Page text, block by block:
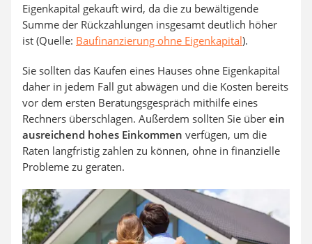
Eigenkapital gekauft wird, da die zu bewältigende
Summe der Rückzahlungen insgesamt deutlich höher
ist (Quelle: Baufinanzierung ohne Eigenkapital).
Sie sollten das Kaufen eines Hauses ohne Eigenkapital
daher in jedem Fall gut abwägen und die Kosten bereits
vor dem ersten Beratungsgespräch mithilfe eines
Rechners überschlagen. Außerdem sollten Sie über ein
ausreichend hohes Einkommen verfügen, um die
Raten langfristig zahlen zu können, ohne in finanzielle
Probleme zu geraten.